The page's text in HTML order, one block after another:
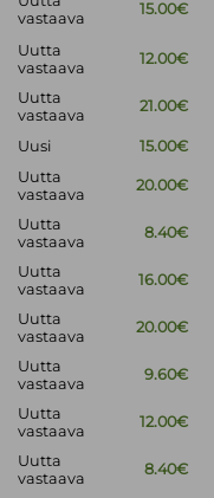
vastaava
15.00€
Uutta
vastaava
12.00€
Uutta
vastaava
21.00€
Uusi 15.00€
Uutta
vastaava
20.00€
Uutta
vastaava
8.40€
Uutta
vastaava
16.00€
Uutta
vastaava
20.00€
Uutta
vastaava
9.60€
Uutta
vastaava
12.00€
Uutta
vastaava
8.40€